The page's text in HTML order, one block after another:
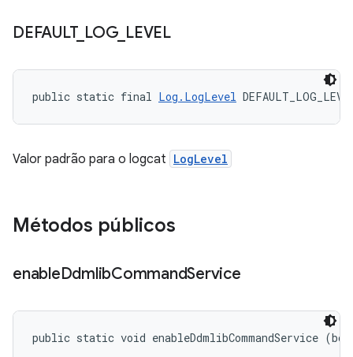
DEFAULT_ LOG_ LEVEL
public static final Log.LogLevel
Valor padrão para o logcat LogLevel
Métodos públicos
enableDdmlibCommandService
public static void enableDdmlibCommandService